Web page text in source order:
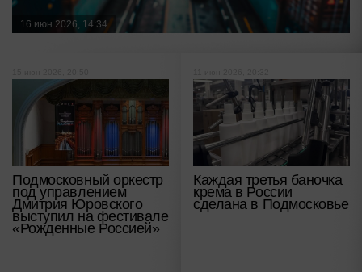
16 июн 2026, 14:34
Подмосковный оркестр
под управлением
Дмитрия Юровского
выступил на фестивале
«Рожденные Россией»
Каждая третья баночка
крема в России
сделана в Подмосковье